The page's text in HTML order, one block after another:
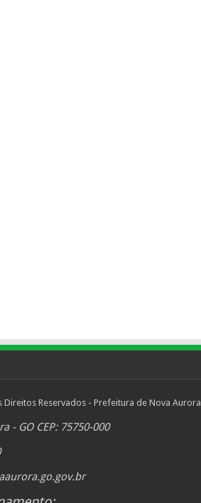
Reservados - Prefeitura de Nova Aurora
- GO CEP: 75750-000